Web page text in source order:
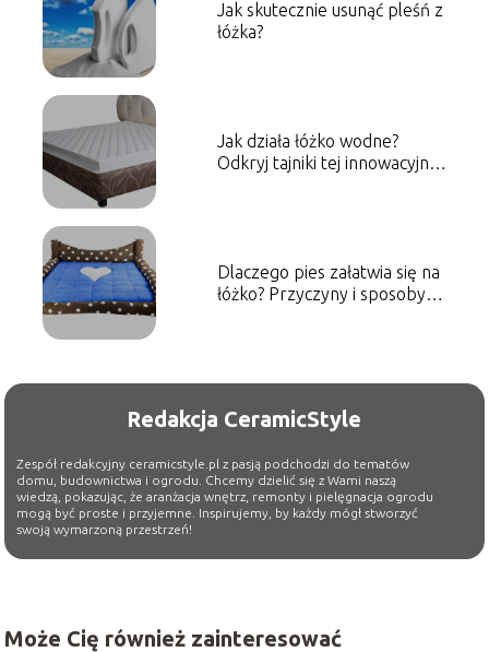
Jak skutecznie usunąć pleśń z
łóżka?
Jak działa łóżko wodne?
Odkryj tajniki tej innowacyjnej
Dlaczego pies załatwia się na
łóżko? Przyczyny i sposoby
Redakcja CeramicStyle
Zespół redakcyjny ceramicstyle.pl z pasją podchodzi do tematów
domu, budownictwa i ogrodu. Chcemy dzielić się z Wami naszą
wiedzą, pokazując, że aranżacja wnętrz, remonty i pielęgnacja ogrodu
mogą być proste i przyjemne. Inspirujemy, by każdy mógł stworzyć
swoją wymarzoną przestrzeń!
Może Cię również zainteresować